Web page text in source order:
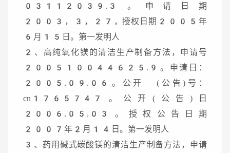
03112039.3。申请日期
2003，3，27，授权日期2005年
6月15日。第一发明人
2、高纯氧化镁的清洁生产制备方法，申请号
200510044625.9。申请日：
2005.09.06。公开 (公告)号：
cn1765747。公开(公告)日
2006.05.03。授权公告日期
2007年2月14日。第一发明人
3、药用碱式碳酸镁的清洁生产制备方法，申请